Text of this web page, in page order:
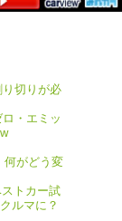
切りが必
・エミッ
がどう変
トカー試
ルマに？